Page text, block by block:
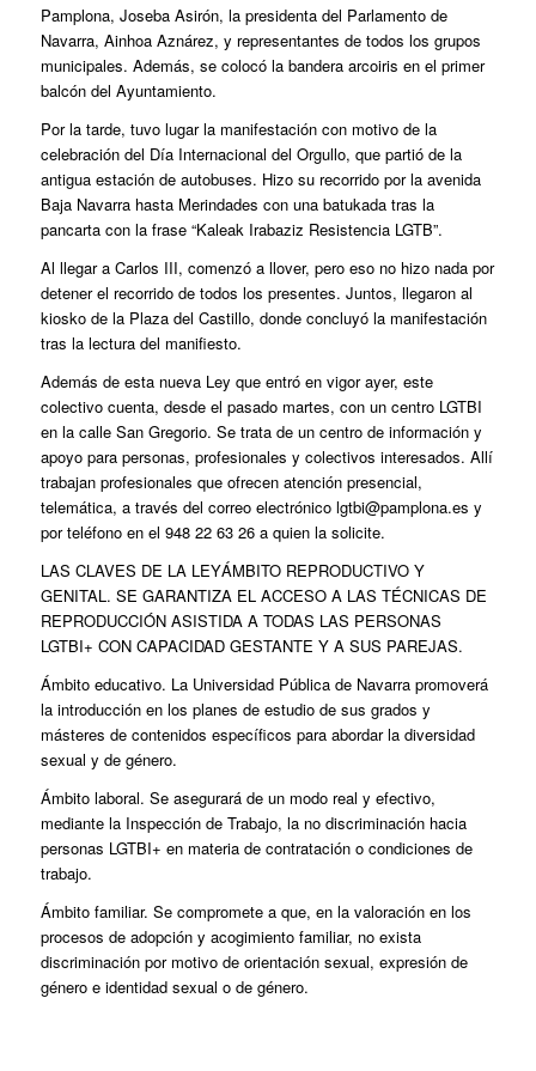
Pamplona, Joseba Asirón, la presidenta del Parlamento de
Navarra, Ainhoa Aznárez, y representantes de todos los grupos
municipales. Además, se colocó la bandera arcoiris en el primer
balcón del Ayuntamiento.
Por la tarde, tuvo lugar la manifestación con motivo de la
celebración del Día Internacional del Orgullo, que partió de la
antigua estación de autobuses. Hizo su recorrido por la avenida
Baja Navarra hasta Merindades con una batukada tras la
pancarta con la frase “Kaleak Irabaziz Resistencia LGTB”.
Al llegar a Carlos III, comenzó a llover, pero eso no hizo nada por
detener el recorrido de todos los presentes. Juntos, llegaron al
kiosko de la Plaza del Castillo, donde concluyó la manifestación
tras la lectura del manifiesto.
Además de esta nueva Ley que entró en vigor ayer, este
colectivo cuenta, desde el pasado martes, con un centro LGTBI
en la calle San Gregorio. Se trata de un centro de información y
apoyo para personas, profesionales y colectivos interesados. Allí
trabajan profesionales que ofrecen atención presencial,
telemática, a través del correo electrónico lgtbi@pamplona.es y
por teléfono en el 948 22 63 26 a quien la solicite.
LAS CLAVES DE LA LEYÁMBITO REPRODUCTIVO Y
GENITAL. SE GARANTIZA EL ACCESO A LAS TÉCNICAS DE
REPRODUCCIÓN ASISTIDA A TODAS LAS PERSONAS
LGTBI+ CON CAPACIDAD GESTANTE Y A SUS PAREJAS.
Ámbito educativo. La Universidad Pública de Navarra promoverá
la introducción en los planes de estudio de sus grados y
másteres de contenidos específicos para abordar la diversidad
sexual y de género.
Ámbito laboral. Se asegurará de un modo real y efectivo,
mediante la Inspección de Trabajo, la no discriminación hacia
personas LGTBI+ en materia de contratación o condiciones de
trabajo.
Ámbito familiar. Se compromete a que, en la valoración en los
procesos de adopción y acogimiento familiar, no exista
discriminación por motivo de orientación sexual, expresión de
género e identidad sexual o de género.